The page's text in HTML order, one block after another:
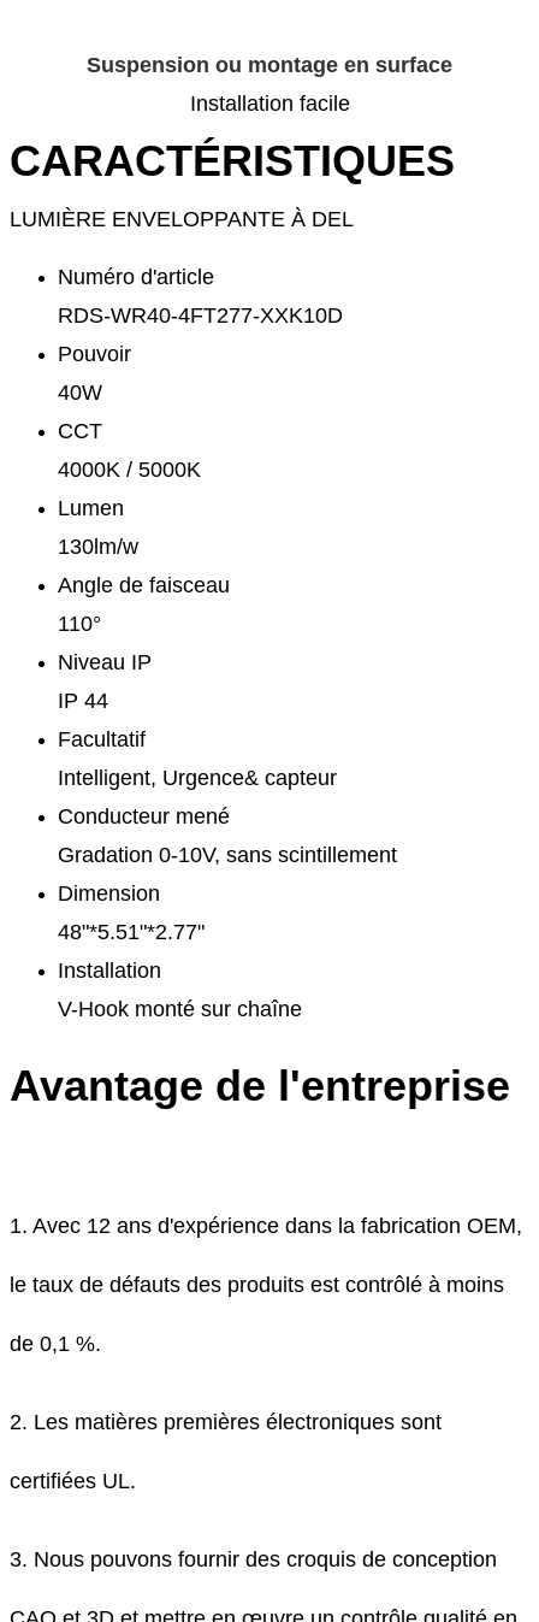
Suspension ou montage en surface
Installation facile
CARACTÉRISTIQUES
LUMIÈRE ENVELOPPANTE À DEL
Numéro d'article
RDS-WR40-4FT277-XXK10D
Pouvoir
40W
CCT
4000K / 5000K
Lumen
130lm/w
Angle de faisceau
110°
Niveau IP
IP 44
Facultatif
Intelligent, Urgence& capteur
Conducteur mené
Gradation 0-10V, sans scintillement
Dimension
48"*5.51"*2.77"
Installation
V-Hook monté sur chaîne
Avantage de l'entreprise
1. Avec 12 ans d'expérience dans la fabrication OEM,
le taux de défauts des produits est contrôlé à moins
de 0,1 %.
2. Les matières premières électroniques sont
certifiées UL.
3. Nous pouvons fournir des croquis de conception